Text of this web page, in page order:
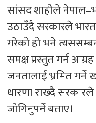
सांसद शाहीले
उठाउँदै सरकारले
गरेको हो भने
समक्ष प्रस्तुत गर्न
जनतालाई भ्रमित
धारणा राख्दै
जोगिनुपर्ने बताए।